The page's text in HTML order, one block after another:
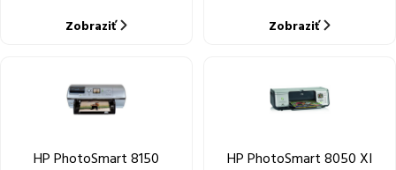
Zobraziť Zobraziť
HP PhotoSmart 8150 HP PhotoSmart 8050 XI